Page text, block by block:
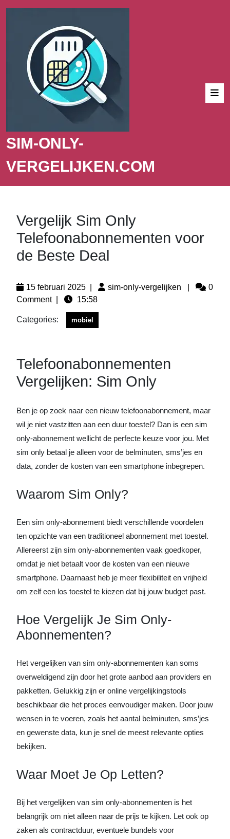
SIM-ONLY-
VERGELIJKEN.COM
Vergelijk Sim Only
Telefoonabonnementen voor
de Beste Deal
15 februari 2025 sim-only-vergelijken
0
Comment
15:58
Categories: mobiel
Telefoonabonnementen
Vergelijken: Sim Only
Ben je op zoek naar een nieuw telefoonabonnement, maar
wil je niet vastzitten aan een duur toestel? Dan is een sim
only-abonnement wellicht de perfecte keuze voor jou. Met
sim only betaal je alleen voor de belminuten, sms’jes en
data, zonder de kosten van een smartphone inbegrepen.
Waarom Sim Only?
Een sim only-abonnement biedt verschillende voordelen
ten opzichte van een traditioneel abonnement met toestel.
Allereerst zijn sim only-abonnementen vaak goedkoper,
omdat je niet betaalt voor de kosten van een nieuwe
smartphone. Daarnaast heb je meer flexibiliteit en vrijheid
om zelf een los toestel te kiezen dat bij jouw budget past.
Hoe Vergelijk Je Sim Only-
Abonnementen?
Het vergelijken van sim only-abonnementen kan soms
overweldigend zijn door het grote aanbod aan providers en
pakketten. Gelukkig zijn er online vergelijkingstools
beschikbaar die het proces eenvoudiger maken. Door jouw
wensen in te voeren, zoals het aantal belminuten, sms’jes
en gewenste data, kun je snel de meest relevante opties
bekijken.
Waar Moet Je Op Letten?
Bij het vergelijken van sim only-abonnementen is het
belangrijk om niet alleen naar de prijs te kijken. Let ook op
zaken als contractduur, eventuele bundels voor